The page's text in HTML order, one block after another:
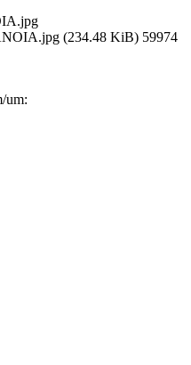
(234.48 KiB) 59974
um: